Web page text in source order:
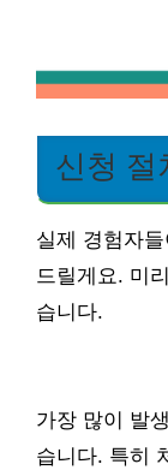
신청 절
실제 경험자
드릴게요. 미
습니다.
가장 많이 발
습니다. 특히